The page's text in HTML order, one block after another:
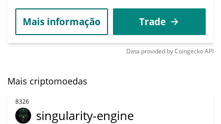
Mais informação Trade
Data provided byCoingeckoAPI
Mais criptomoedas
8326
singularity-engine